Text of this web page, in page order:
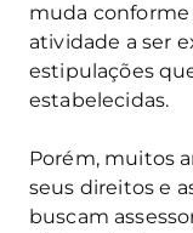
muda conforme
atividade a ser
estipulações
estabelecidas.
Porém, muitos
seus direitos e
buscam